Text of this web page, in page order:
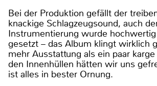
Bei der Produktion gefällt der
knackige Schlagzeugsound, auch
Instrumentierung wurde hochwertig
gesetzt – das Album klingt wirklich
mehr Ausstattung als ein paar
den Innenhüllen hätten wir uns
ist alles in bester Ornung.